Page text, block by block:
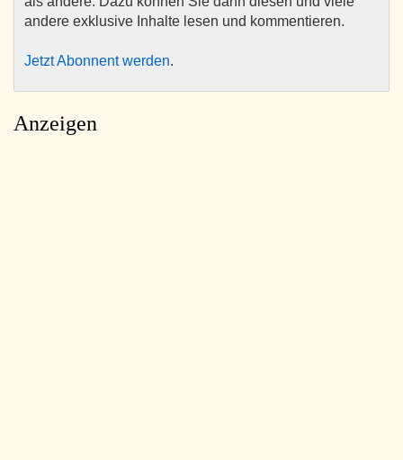
andere exklusive Inhalte lesen und kommentieren.
Jetzt Abonnent werden.
Anzeigen